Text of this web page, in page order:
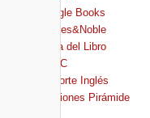
Google Books
Barnes&Noble
Casa del Libro
FNAC
El Corte Inglés
Ediciones Pirámide